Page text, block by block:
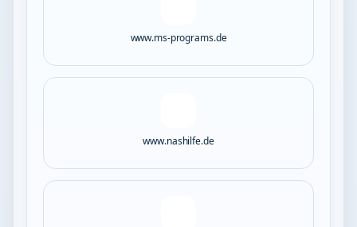
www.ms-programs.de
www.nashilfe.de